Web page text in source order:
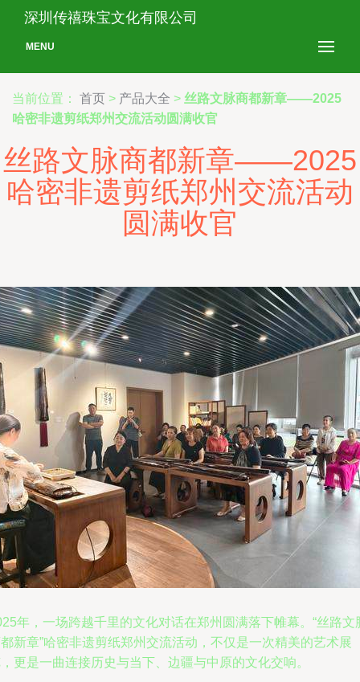
深圳传禧珠宝文化有限公司
MENU
当前位置： 首页 > 产品大全 > 丝路文脉商都新章——2025
哈密非遗剪纸郑州交流活动圆满收官
丝路文脉商都新章——2025
哈密非遗剪纸郑州交流活动
圆满收官
年，一场跨越千里的文化对话在郑州圆满落下帷幕。“丝路文
新章”哈密非遗剪纸郑州交流活动，不仅是一次精美的艺术展
更是一曲连接历史与当下、边疆与中原的文化交响。